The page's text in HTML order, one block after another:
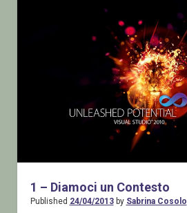
ADO.Net
fondamentali:
UPDATE
1 – Diamoci un Contesto
Published 24/04/2013by Sabrina Cosolo